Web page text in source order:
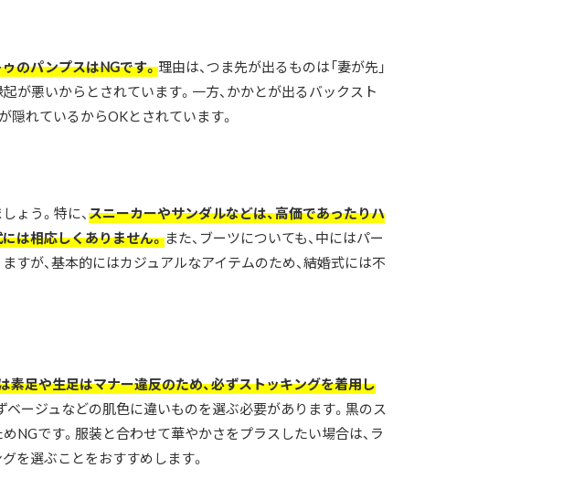
のパンプスはNGです。理由は、つま先が出るものは「妻が先」
が悪いからとされています。一方、かかとが出るバックスト
隠れているからOKとされています。
ょう。特に、スニーカーやサンダルなどは、高価であったりハ
は相応しくありません。また、ブーツについても、中にはパー
すが、基本的にはカジュアルなアイテムのため、結婚式には不
素足や生足はマナー違反のため、必ずストッキングを着用し
ベージュなどの肌色に違いものを選ぶ必要があります。黒のス
NGです。服装と合わせて華やかさをプラスしたい場合は、ラ
を選ぶことをおすすめします。